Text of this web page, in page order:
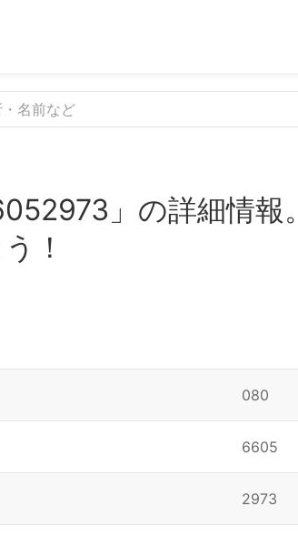
」の詳細情報
！
080
6605
2973